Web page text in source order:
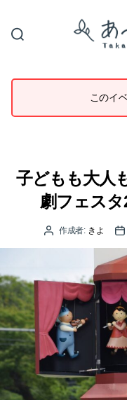
このイ
子どもも大人
劇フェス
投 作成者: きよ
投